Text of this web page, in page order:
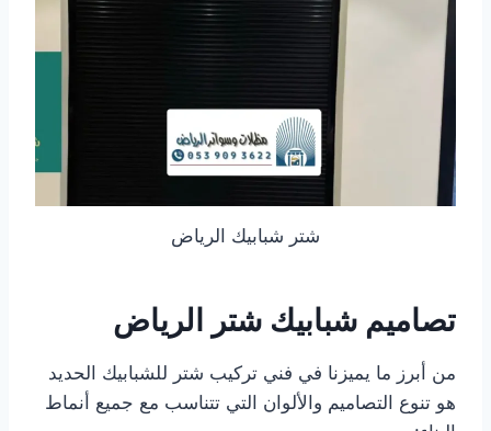
شتر شبابيك الرياض
تصاميم شبابيك شتر الرياض
من أبرز ما يميزنا في فني تركيب شتر للشبابيك الحديد
هو تنوع التصاميم والألوان التي تتناسب مع جميع أنماط